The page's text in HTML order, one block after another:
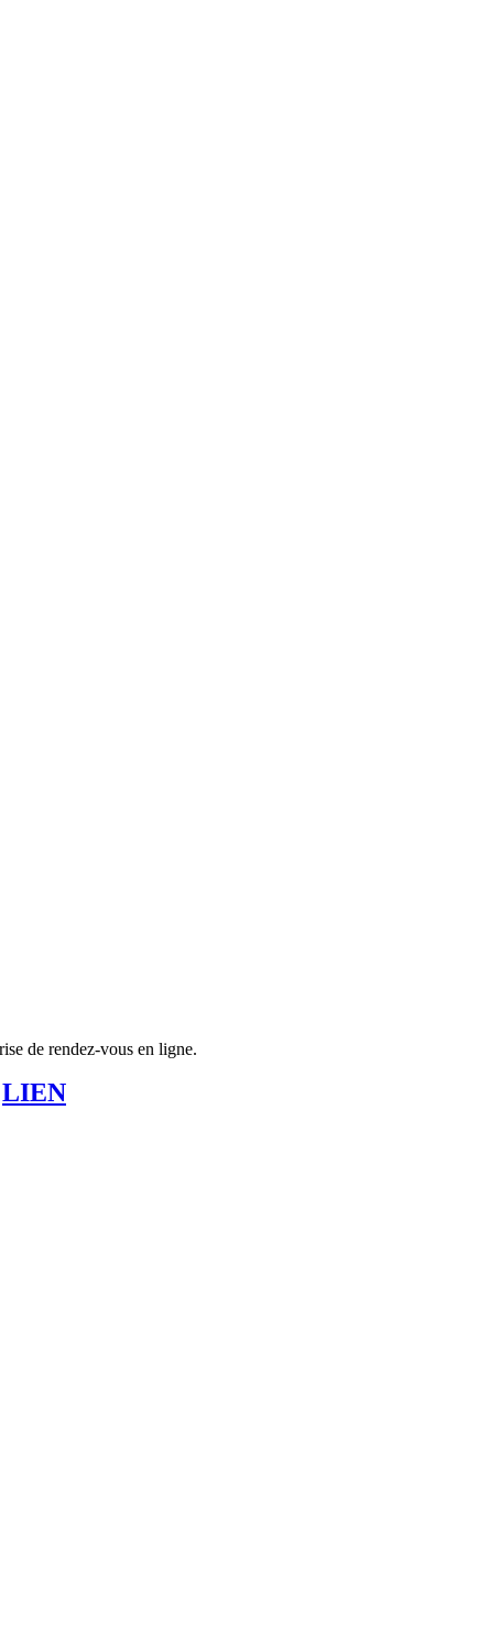
de rendez-vous en ligne.
LIEN